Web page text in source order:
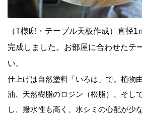
（T様邸・テーブル天板作成）直径1
完成しました。お部屋に合わせたテ
い。
仕上げは自然塗料「いろは」で。植物
油、天然樹脂のロジン（松脂）、そし
し、撥水性も高く、水シミの心配が少